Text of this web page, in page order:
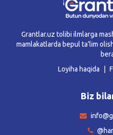
Grantlar.uz tolibi ilmlarga
mamlakatlarda bepul ta’lim
Loyiha haqida
Biz